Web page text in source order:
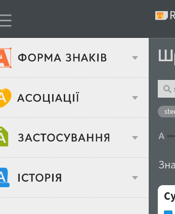
Тип шрифтів
Ширина
Віковий стереотип
Об'єкт дизайну